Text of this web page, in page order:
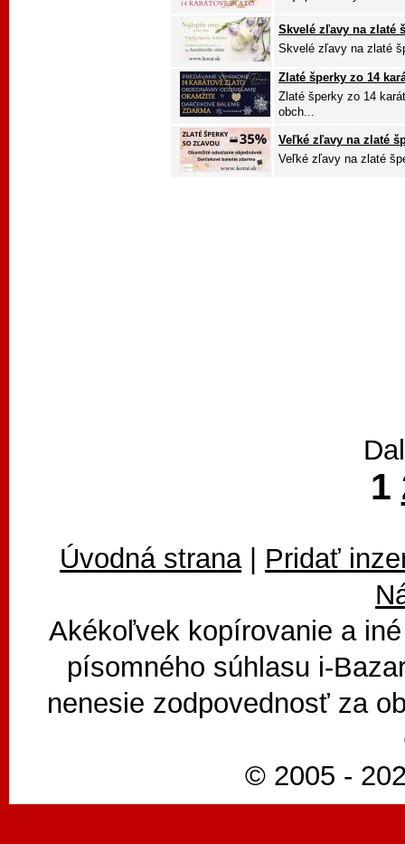
Skvelé zľavy na zlaté
Skvelé zľavy na zlaté
Zlaté šperky zo 14
Zlaté šperky zo 14
obch...
Veľké zľavy na zlaté
Veľké zľavy na zlaté
1
Úvodná strana| Pridať
Akékoľvek kopírovanie a
písomného súhlasu i-
nenesie zodpovednosť za
© 2005 -